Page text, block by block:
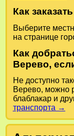
Как
Выберите
на странице
Как
Верево,
Не доступно
Верево, можно
блаблакар и
транспорта →